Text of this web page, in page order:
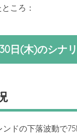
ころ：
30日(木)のシナ
ドの下落波動で